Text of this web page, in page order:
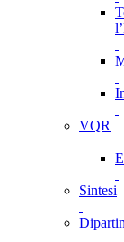
VQR
Sintesi